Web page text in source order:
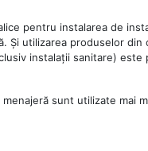
pentru instalarea de
Și utilizarea produselor
instalații sanitare)
sunt utilizate mai